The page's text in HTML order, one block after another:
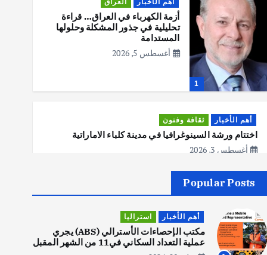
1
أزمة الكهرباء في العراق… قراءة
تحليلية في جذور المشكلة وحلولها
المستدامة
أغسطس 5, 2026
أهم الأخبار ثقافة وفنون
اختتام ورشة السينوغرافيا في مدينة كلباء الاماراتية
أغسطس 3, 2026
أهم الأخبار جاليات غير مصنف
قصة نجاح العراقي عمر الشمري الذي
اصبح بطلاً لأستراليا بلعبة كمال
الاجسام
يوليو 30, 2026
Popular Posts
أهم الأخبار استراليا
مكتب الإحصاءات الأسترالي (ABS) يجري
عملية التعداد السكاني في11 من الشهر المقبل